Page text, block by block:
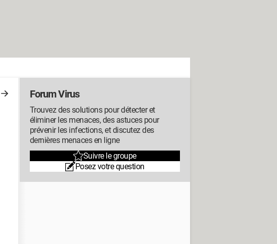
Forum Virus
Trouvez des solutions pour détecter et
éliminer les menaces, des astuces pour
prévenir les infections, et discutez des
dernières menaces en ligne
Suivre le groupe
Posez votre question